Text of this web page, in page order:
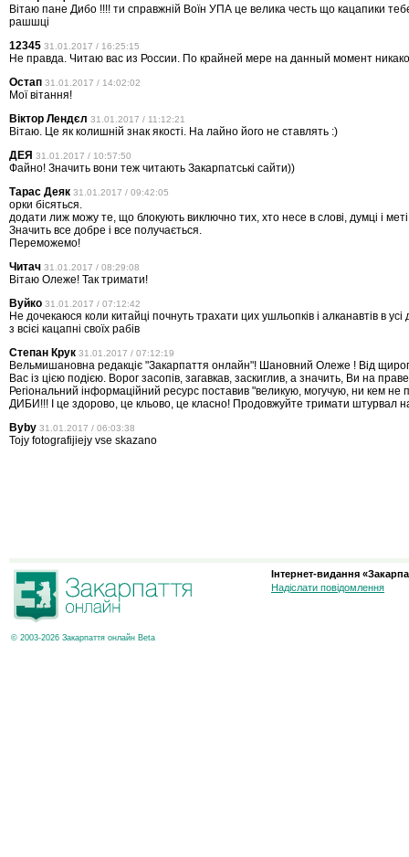
Вітаю пане Дибо !!!! ти справжній Воїн УПА це велика честь що кацапики
рашшці
12345 31.01.2017 / 16:25:15
Не правда. Читаю вас из России. По крайней мере на данный момент
Остап 31.01.2017 / 14:02:02
Мої вітання!
Віктор Лендєл 31.01.2017 / 11:12:21
Вітаю. Це як колишній знак якості. На лайно його не ставлять :)
ДЕЯ 31.01.2017 / 10:57:50
Файно! Значить вони теж читають Закарпатські сайти))
Тарас Деяк 31.01.2017 / 09:42:05
орки бісяться.
додати лиж можу те, що блокують виключно тих, хто несе в слові, думці і
Значить все добре і все получається.
Переможемо!
Читач 31.01.2017 / 08:29:08
Вітаю Олеже! Так тримати!
Вуйко 31.01.2017 / 07:12:42
Не дочекаюся коли китайці почнуть трахати цих ушльопків і алканавтів в усі
з всієі кацапні своїх рабів
Степан Крук 31.01.2017 / 07:12:19
Вельмишановна редакціє "Закарпаття онлайн"! Шановний Олеже ! Від
Вас із цією подією. Ворог засопів, загавкав, заскиглив, а значить, Ви на
Регіональний інформаційний ресурс поставив "великую, могучую, ни кем
ДИБИ!!! І це здорово, це кльово, це класно! Продовжуйте тримати штурвал
Byby 31.01.2017 / 06:03:38
Tojy fotografijiejy vse skazano
© 2003-2026 Закарпаття онлайн Beta
Інтернет-видання
Надіслати повідомлення